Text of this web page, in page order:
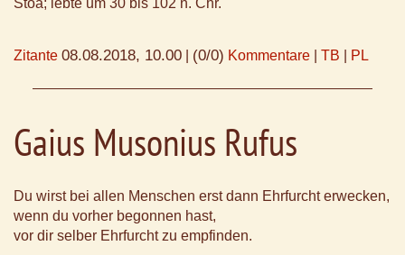
Stoa; lebte um 30 bis 102 n. Chr.
Zitante 08.08.2018, 10.00 (0/0) Kommentare TB PL
Gaius Musonius Rufus
Du wirst bei allen Menschen erst dann Ehrfurcht erwecken,
wenn du vorher begonnen hast,
vor dir selber Ehrfurcht zu empfinden.